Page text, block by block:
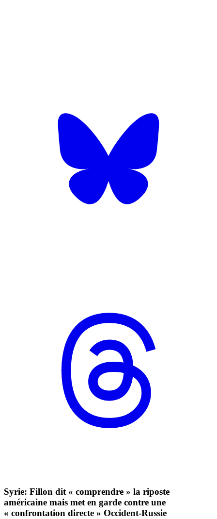
Syrie: Fillon dit « comprendre » la riposte
américaine mais met en garde contre une
« confrontation directe » Occident-Russie